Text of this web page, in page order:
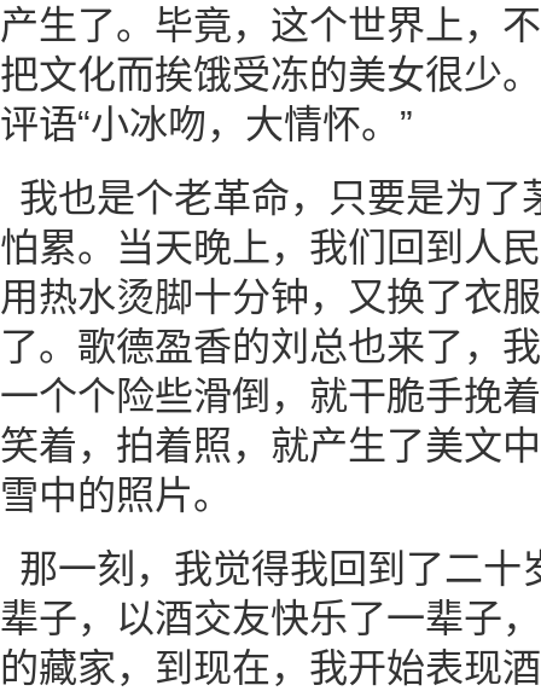
产生了。毕竟，这个世界上，
把文化而挨饿受冻的美女很少
评语“小冰吻，大情怀。”
我也是个老革命，只要是为了
怕累。当天晚上，我们回到人
用热水烫脚十分钟，又换了衣
了。歌德盈香的刘总也来了，
一个个险些滑倒，就干脆手挽
笑着，拍着照，就产生了美文
雪中的照片。
那一刻，我觉得我回到了二十
辈子，以酒交友快乐了一辈子
的藏家，到现在，我开始表现